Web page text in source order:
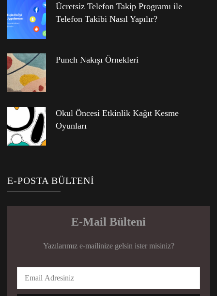
Ücretsiz Telefon Takip Programı ile
Telefon Takibi Nasıl Yapılır?
Punch Nakışı Örnekleri
Okul Öncesi Etkinlik Kağıt Kesme
Oyunları
E-POSTA BÜLTENI
E-Mail Bülteni
Yazılarımız e-mailinize gelsin ister misiniz?